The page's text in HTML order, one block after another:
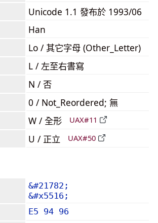
Unicode 1.1 發布於 1993/06
Han
Lo / 其它字母 (Other_Letter)
L / 左至右書寫
N / 否
0 / Not_Reordered; 無
W / 全形 UAX#11
U / 正立 UAX#50
&#21782;
&#x5516;
E5 94 96